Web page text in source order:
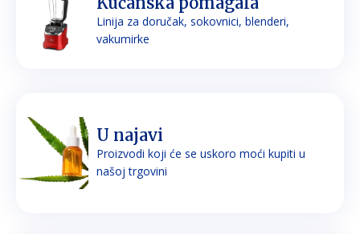
Linija za doručak, sokovnici, blenderi,
vakumirke
U najavi
Proizvodi koji će se uskoro moći kupiti u
našoj trgovini